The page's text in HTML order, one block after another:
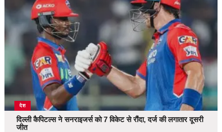
देश
दिल्ली कैपिटल्स ने सनराइजर्स को 7 विकेट से रौंदा, दर्ज की लगातार दूसरी
जीत